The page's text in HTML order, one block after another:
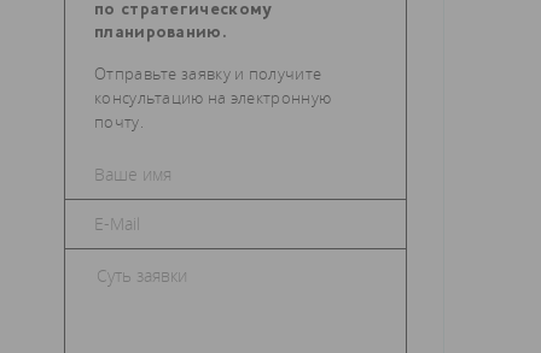
по стратегическому
планированию.
Отправьте заявку и получите
консультацию на электронную
почту.